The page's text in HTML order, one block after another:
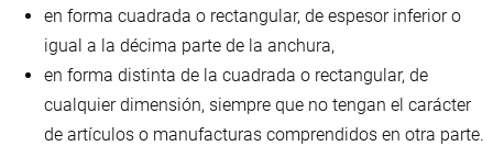
en forma cuadrada o rectangular, de espesor inferior o
igual a la décima parte de la anchura,
en forma distinta de la cuadrada o rectangular, de
cualquier dimensión, siempre que no tengan el carácter
de artículos o manufacturas comprendidos en otra parte.